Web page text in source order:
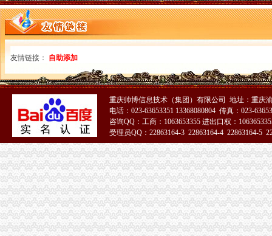
一般纳税人公司转让-石家庄58同城
【一般纳税人公司会计、增值税一般纳税人公司、百集会计】价格,
一般纳税人公司转让
上海一般纳税人公司注册地址_云同盟
广州注册一般纳税人公司、代办一般纳税人成立-广州58同城
【申请一般纳税人公司注册公司注册申请一般纳税人】价格,厂家,
山西太原办一般纳税人公司-机构与组织
【供应申请一般纳税人公司】-生意地
一般纳税人资格认证公司_一般纳税人资格认证厂家_公司黄页-阿里巴巴
【注册一般纳税人公司地址代理申请一般纳税人】价格,厂家,图片,
【地宝网】南昌一般纳税人公司注册_咨询代办顾问
一般纳税人公司
一般纳税人-搜百科
一般纳税人公司新招聘信息-搜招聘全搜索
一般纳税人-搜百科
一般纳税人查询
一般纳税人公司新招聘信息-搜招聘全搜索
一般纳税人企业_公司详-阿里巴巴
友情链接： 自助添加
重庆帅博信息技术（集团）有限公司 地址：重庆
电话：023-63653351 13368080804 传真：023-
咨询QQ：工商：1063653355 进出口权：
受理员QQ：22863164-3 22863164-4 22863164-5